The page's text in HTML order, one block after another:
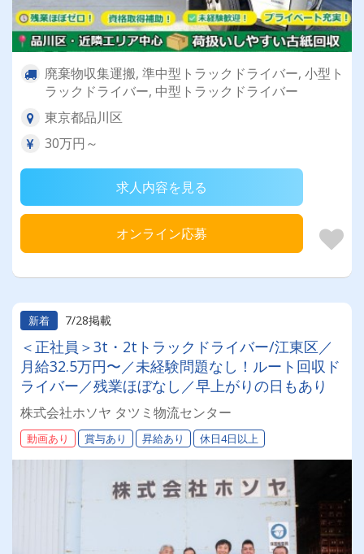
廃棄物収集運搬, 準中型トラックドライバー, 小型ト
ラックドライバー, 中型トラックドライバー
東京都品川区
30万円～
求人内容を見る
オンライン応募
新着 7/28掲載
＜正社員＞3t・2tトラックドライバー/江東区／
月給32.5万円〜／未経験問題なし！ルート回収ド
ライバー／残業ほぼなし／早上がりの日もあり
株式会社ホソヤ タツミ物流センター
動画あり 賞与あり 昇給あり 休日4日以上